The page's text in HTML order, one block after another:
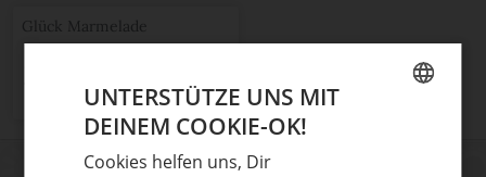
Glück Marmelade
UNTERSTÜTZE UNS MIT
DEINEM COOKIE-OK!
Cookies helfen uns, Dir